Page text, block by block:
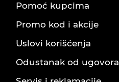
Pomoć kupcima
Promo kod i akcije
Uslovi korišćenja
Odustanak od ugovora